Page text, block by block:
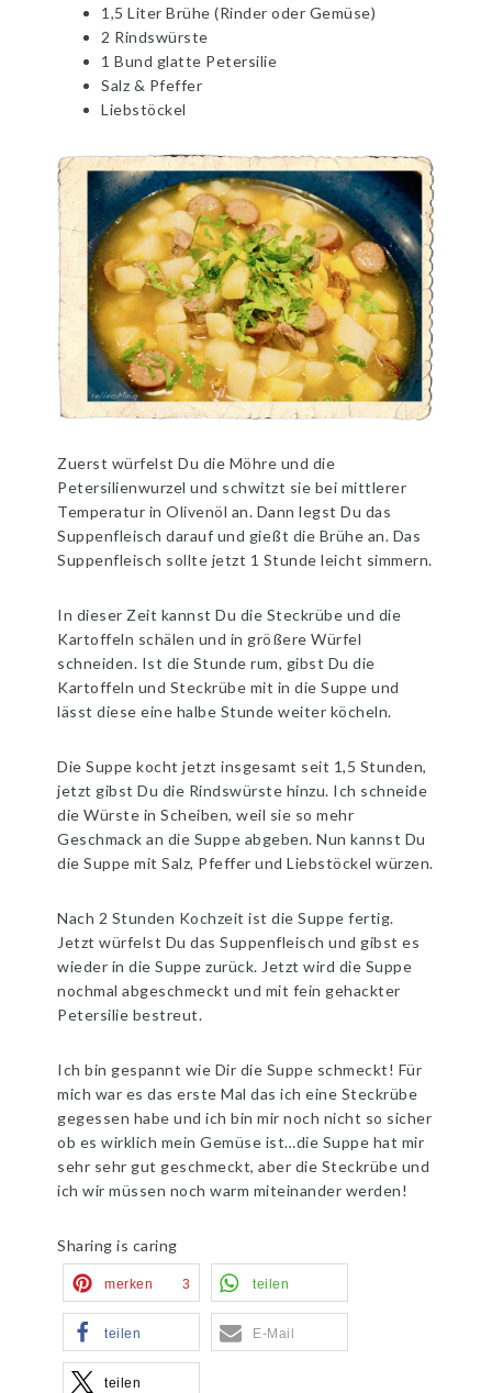
1,5 Liter Brühe (Rinder oder Gemüse)
2 Rindswürste
1 Bund glatte Petersilie
Salz & Pfeffer
Liebstöckel
Zuerst würfelst Du die Möhre und die
Petersilienwurzel und schwitzt sie bei mittlerer
Temperatur in Olivenöl an. Dann legst Du das
Suppenfleisch darauf und gießt die Brühe an. Das
Suppenfleisch sollte jetzt 1 Stunde leicht simmern.
In dieser Zeit kannst Du die Steckrübe und die
Kartoffeln schälen und in größere Würfel
schneiden. Ist die Stunde rum, gibst Du die
Kartoffeln und Steckrübe mit in die Suppe und
lässt diese eine halbe Stunde weiter köcheln.
Die Suppe kocht jetzt insgesamt seit 1,5 Stunden,
jetzt gibst Du die Rindswürste hinzu. Ich schneide
die Würste in Scheiben, weil sie so mehr
Geschmack an die Suppe abgeben. Nun kannst Du
die Suppe mit Salz, Pfeffer und Liebstöckel würzen.
Nach 2 Stunden Kochzeit ist die Suppe fertig.
Jetzt würfelst Du das Suppenfleisch und gibst es
wieder in die Suppe zurück. Jetzt wird die Suppe
nochmal abgeschmeckt und mit fein gehackter
Petersilie bestreut.
Ich bin gespannt wie Dir die Suppe schmeckt! Für
mich war es das erste Mal das ich eine Steckrübe
gegessen habe und ich bin mir noch nicht so sicher
ob es wirklich mein Gemüse ist…die Suppe hat mir
sehr sehr gut geschmeckt, aber die Steckrübe und
ich wir müssen noch warm miteinander werden!
Sharing is caring
merken 3 teilen
teilen E-Mail
teilen